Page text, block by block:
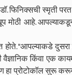
डॉ. फिनिक्सची स्मृती
मोठी आहे.
"आपल्याकडे दुसरा
किंवा एक
हा प्रोटोकॉल सुरू